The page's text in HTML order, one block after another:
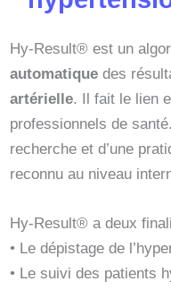
Hy-Result® est un
automatique des
artérielle. Il fait le lien
professionnels de
recherche et d’une
reconnu au niveau
Hy-Result® a deux
• Le dépistage de
• Le suivi des patients